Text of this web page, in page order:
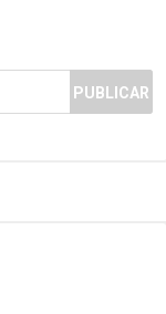
PUBLICAR